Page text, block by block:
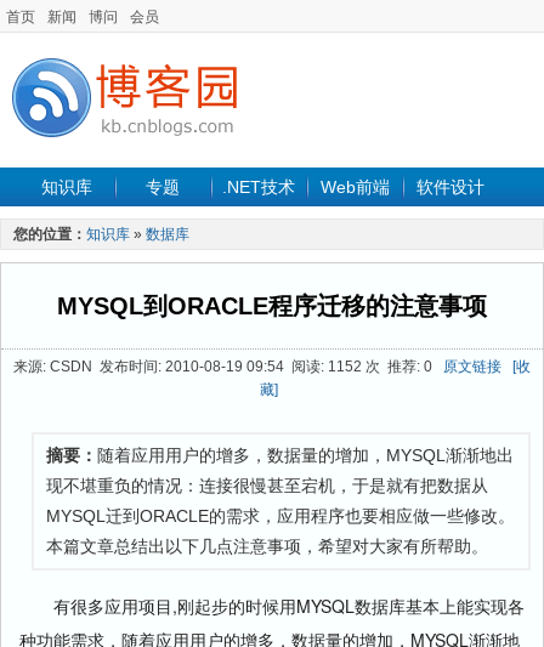
首页 新闻 博问 会员
知识库 专题 .NET技术 Web前端 软件设计
手机开发 软件工程
最新文章
您的位置： 知识库 » 数据库
MYSQL到ORACLE程序迁移的注意事项
来源: CSDN 发布时间: 2010-08-19 09:54 阅读: 1152 次 推荐: 0 原文链接
[收
藏]
摘要： 随着应用用户的增多，数据量的增加，MYSQL渐渐地出
现不堪重负的情况：连接很慢甚至宕机，于是就有把数据从
MYSQL迁到ORACLE的需求，应用程序也要相应做一些修改。
本篇文章总结出以下几点注意事项，希望对大家有所帮助。
有很多应用项目,刚起步的时候用MYSQL数据库基本上能实现各
种功能需求，随着应用用户的增多，数据量的增加，MYSQL渐渐地